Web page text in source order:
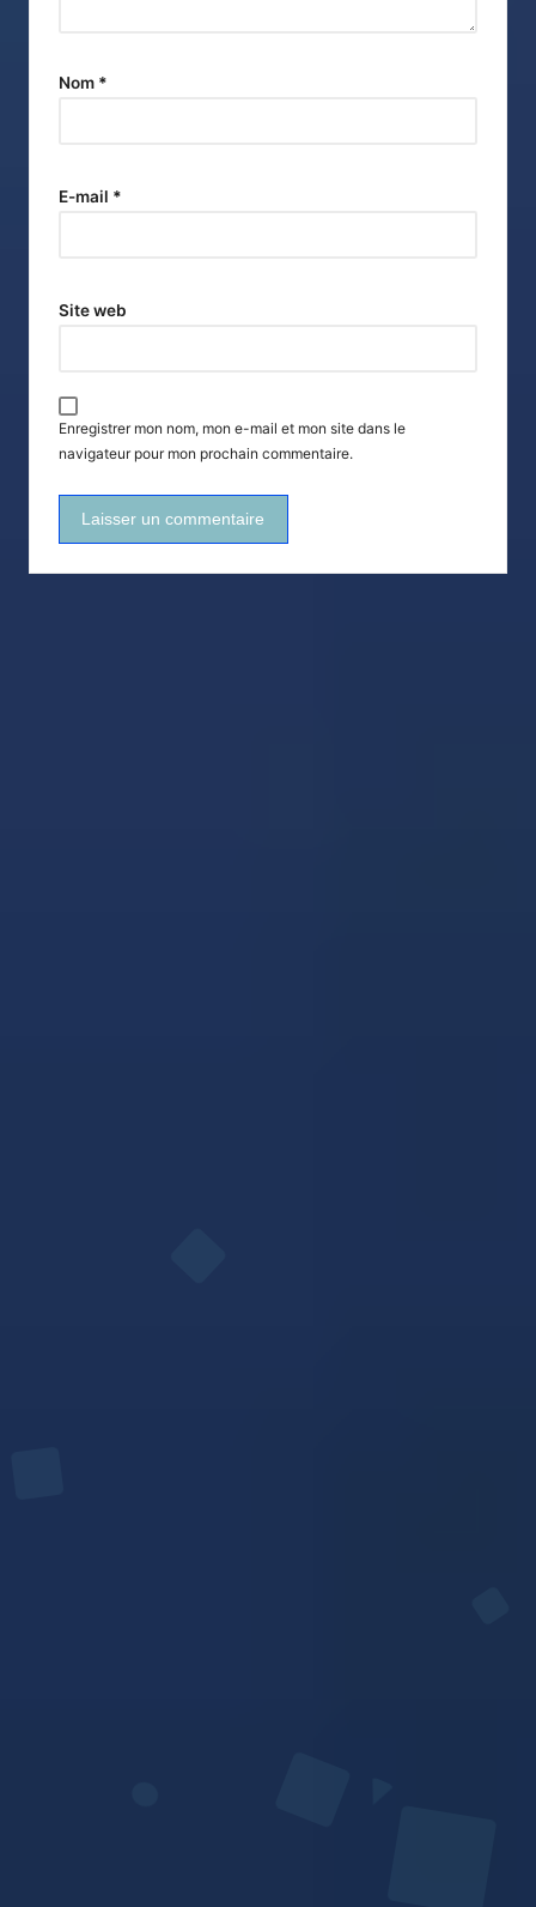
Nom *
E-mail *
Site web
Enregistrer mon nom, mon e-mail et mon site dans le
navigateur pour mon prochain commentaire.